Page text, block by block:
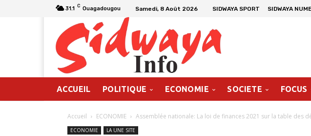
31.1 C Ouagadougou Samedi, 8 Août 2026 SIDWAYA SPORT SIDWAYA
ACCUEIL POLITIQUE ECONOMIE SOCIETE FOCUS
Accueil ECONOMIE Assemblée nationale: La loi de finances 2021 sur la table des
ECONOMIE LA UNE SITE